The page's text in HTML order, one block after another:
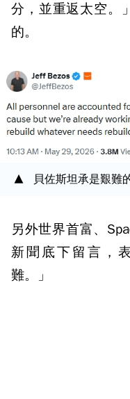
分，並重返太空。
的。
貝佐斯坦承是艱難
另外世界首富、
新聞底下留言，
難。」